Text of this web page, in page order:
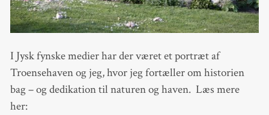
I Jysk fynske medier har der været et portræt af
Troensehaven og jeg, hvor jeg fortæller om historien
bag – og dedikation til naturen og haven. Læs mere
her: